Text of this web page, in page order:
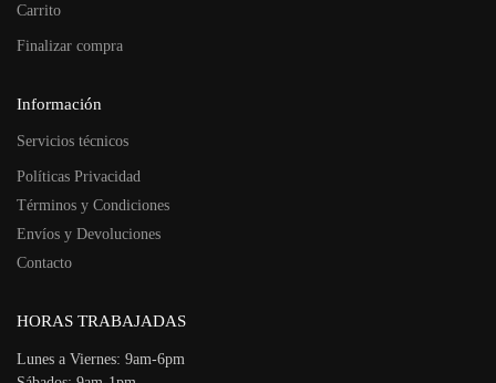
Carrito
Finalizar compra
Información
Servicios técnicos
Políticas Privacidad
Términos y Condiciones
Envíos y Devoluciones
Contacto
HORAS TRABAJADAS
Lunes a Viernes: 9am-6pm